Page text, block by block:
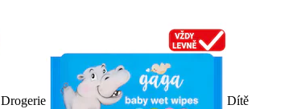
Drogerie Dítě